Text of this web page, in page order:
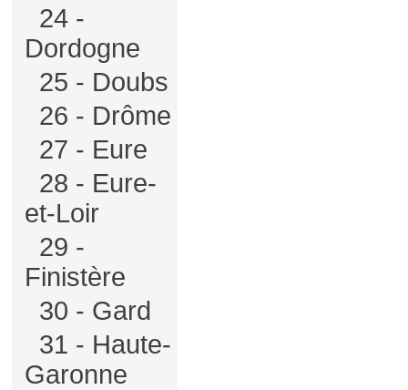
24 -
Dordogne
25 - Doubs
26 - Drôme
27 - Eure
28 - Eure-
et-Loir
29 -
Finistère
30 - Gard
31 - Haute-
Garonne